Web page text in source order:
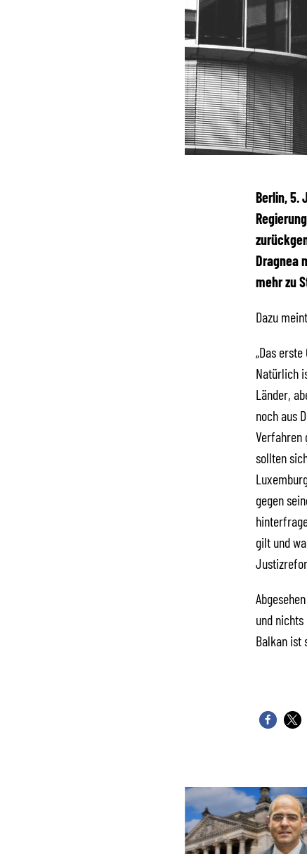
Berlin, 5.
Dragnea
mehr zu
Dazu
„Das
Natürlich
Länder,
noch aus
Verfahren
sollten
gegen
gilt und
und
Balkan ist